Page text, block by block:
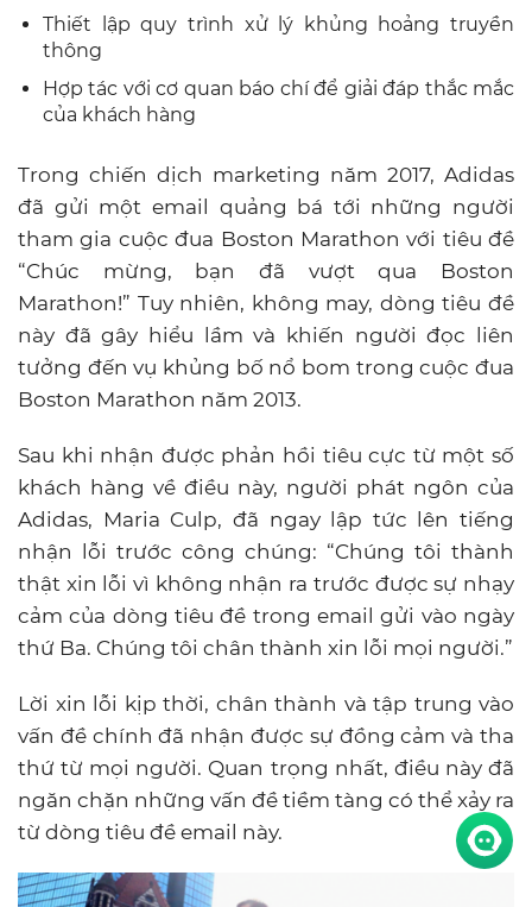
Thiết lập quy trình xử lý khủng hoảng truyền
thông
Hợp tác với cơ quan báo chí để giải đáp thắc mắc
của khách hàng
Trong chiến dịch marketing năm 2017, Adidas
đã gửi một email quảng bá tới những người
tham gia cuộc đua Boston Marathon với tiêu đề
“Chúc mừng, bạn đã vượt qua Boston
Marathon!” Tuy nhiên, không may, dòng tiêu đề
này đã gây hiểu lầm và khiến người đọc liên
tưởng đến vụ khủng bố nổ bom trong cuộc đua
Boston Marathon năm 2013.
Sau khi nhận được phản hồi tiêu cực từ một số
khách hàng về điều này, người phát ngôn của
Adidas, Maria Culp, đã ngay lập tức lên tiếng
nhận lỗi trước công chúng: “Chúng tôi thành
thật xin lỗi vì không nhận ra trước được sự nhạy
cảm của dòng tiêu đề trong email gửi vào ngày
thứ Ba. Chúng tôi chân thành xin lỗi mọi người.”
Lời xin lỗi kịp thời, chân thành và tập trung vào
vấn đề chính đã nhận được sự đồng cảm và tha
thứ từ mọi người. Quan trọng nhất, điều này đã
ngăn chặn những vấn đề tiềm tàng có thể xảy ra
từ dòng tiêu đề email này.